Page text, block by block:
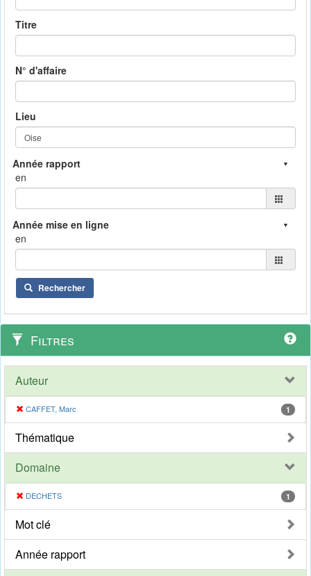
Titre
N° d'affaire
Lieu
en
en
Rechercher
Filtres
Auteur
CAFFET, Marc 1
Thématique
Domaine
DECHETS 1
Mot clé
Année rapport